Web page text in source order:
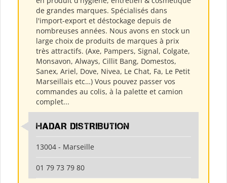
de grandes marques. Spécialisés dans
l'import-export et déstockage depuis de
nombreuses années. Nous avons en stock un
large choix de produits de marques à prix
très attractifs. (Axe, Pampers, Signal, Colgate,
Monsavon, Always, Cillit Bang, Domestos,
Sanex, Ariel, Dove, Nivea, Le Chat, Fa, Le Petit
Marseillais etc…) Vous pouvez passer vos
commandes au colis, à la palette et camion
complet...
HADAR DISTRIBUTION
13004 - Marseille
01 79 73 79 80